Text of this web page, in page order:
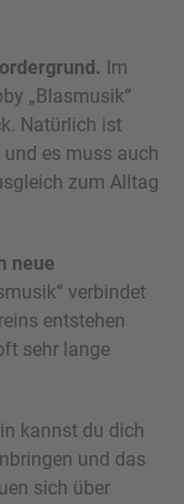
Im
„Blasmusik“
Natürlich ist
es muss auch
zum Alltag
neue
verbindet
entstehen
sehr lange
kannst du dich
und das
sich über